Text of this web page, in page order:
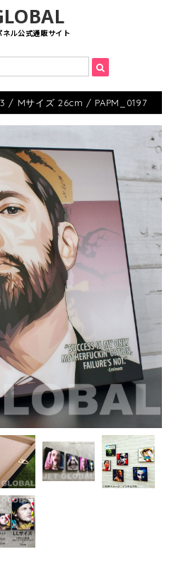
ル公式通販サイト
/ Mサイズ 26cm / PAPM_0197